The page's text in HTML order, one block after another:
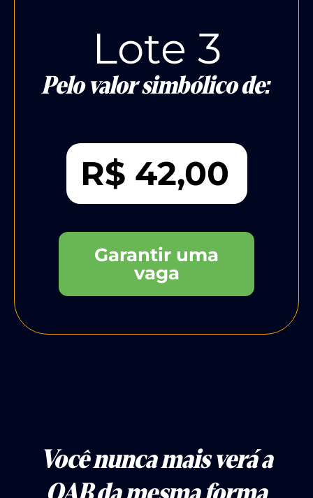
Lote 3
Pelo valor simbólico de:
R$ 42,00
Garantir uma
vaga
Você nunca mais verá a